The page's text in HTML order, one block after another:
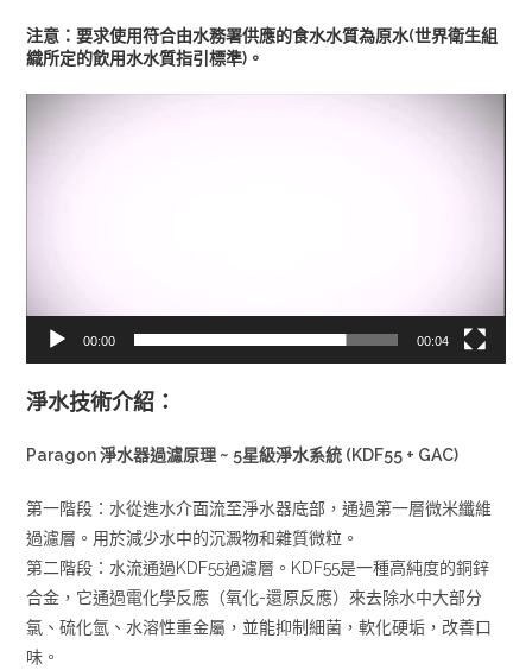
注意：要求使用符合由水務署供應的食水水質為原水(世界衛生組
織所定的飲用水水質指引標準)。
00:00 00:04
淨水技術介紹：
Paragon 淨水器過濾原理 ~ 5星級淨水系統 (KDF55 + GAC)
第一階段：水從進水介面流至淨水器底部，通過第一層微米纖維
過濾層。用於減少水中的沉澱物和雜質微粒。
第二階段：水流通過KDF55過濾層。KDF55是一種高純度的銅鋅
合金，它通過電化學反應（氧化-還原反應）來去除水中大部分
氯、硫化氫、水溶性重金屬，並能抑制細菌，軟化硬垢，改善口
味。